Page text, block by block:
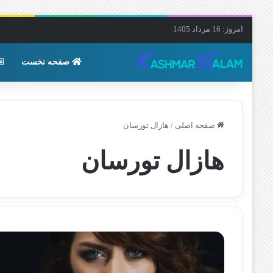
امروز: 16 مرداد 1405
صفحه نخست
صفحه اصلی / هازال تورسان
هازال تورسان